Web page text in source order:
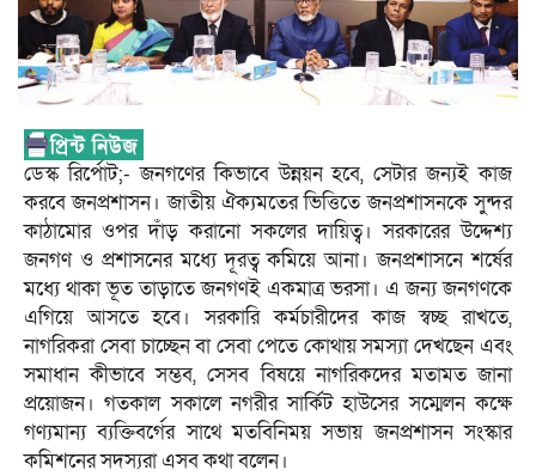
ডেস্ক রির্পোট;- জনগণের কিভাবে উন্নয়ন হবে, সেটার জন্যই কাজ
করবে জনপ্রশাসন। জাতীয় ঐক্যমতের ভিত্তিতে জনপ্রশাসনকে সুন্দর
কাঠামোর ওপর দাঁড় করানো সকলের দায়িত্ব। সরকারের উদ্দেশ্য
জনগণ ও প্রশাসনের মধ্যে দূরত্ব কমিয়ে আনা। জনপ্রশাসনে শর্ষের
মধ্যে থাকা ভূত তাড়াতে জনগণই একমাত্র ভরসা। এ জন্য জনগণকে
এগিয়ে আসতে হবে। সরকারি কর্মচারীদের কাজ স্বচ্ছ রাখতে,
নাগরিকরা সেবা চাচ্ছেন বা সেবা পেতে কোথায় সমস্যা দেখছেন এবং
সমাধান কীভাবে সম্ভব, সেসব বিষয়ে নাগরিকদের মতামত জানা
প্রয়োজন। গতকাল সকালে নগরীর সার্কিট হাউসের সম্মেলন কক্ষে
গণ্যমান্য ব্যক্তিবর্গের সাথে মতবিনিময় সভায় জনপ্রশাসন সংস্কার
কমিশনের সদস্যরা এসব কথা বলেন।